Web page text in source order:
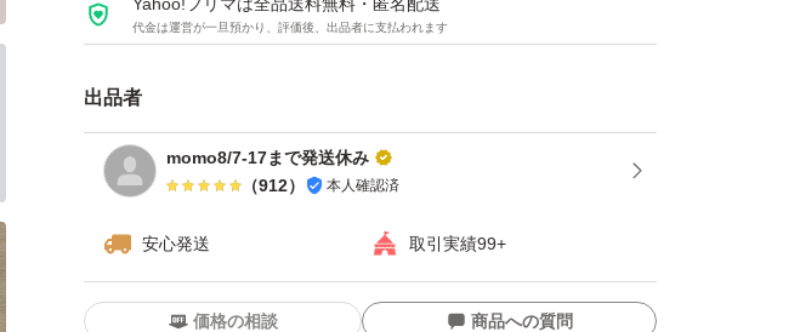
代金は運営が一旦預かり、評価後、出品者に支払われます
出品者
momo8/7-17まで発送休み
（912） 本人確認済
安心発送 取引実績99+
価格の相談 商品への質問